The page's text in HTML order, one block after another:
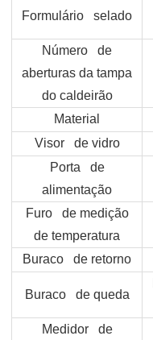
Formulário selado
Número de
aberturas da tampa
do caldeirão
Material
Visor de vidro
Porta de
alimentação
Furo de medição
de temperatura
Buraco de retorno
Buraco de queda
Medidor de